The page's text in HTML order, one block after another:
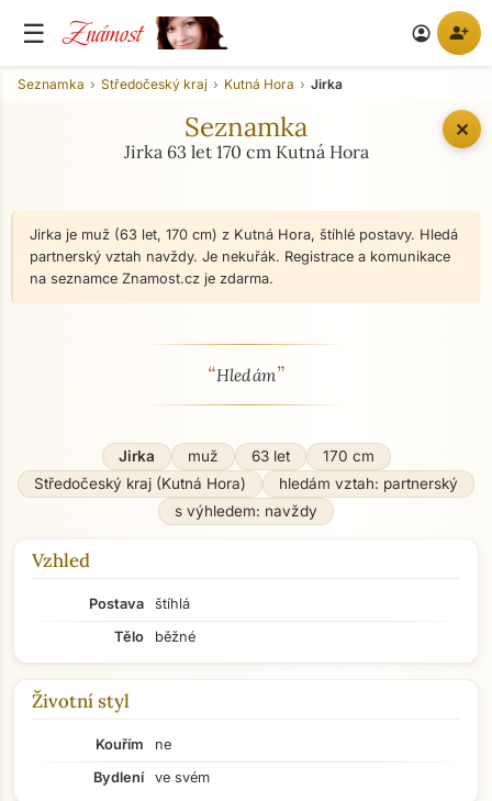
☰ Známost account_circle person_add
✕
Seznamka Středočeský kraj Kutná Hora Jirka
Seznamka
Jirka 63 let 170 cm Kutná Hora
Jirka je muž (63 let, 170 cm) z Kutná Hora, štíhlé postavy. Hledá
partnerský vztah navždy. Je nekuřák. Registrace a komunikace
na seznamce Znamost.cz je zdarma.
O mně - seznamka profil“Hledám”
Jirka muž 63 let
170 cm
Středočeský kraj (Kutná Hora)
hledám vztah: partnerský
s výhledem: navždy
Vzhled
Postava
štíhlá
Tělo
běžné
Životní styl
Kouřím
ne
Bydlení
ve svém